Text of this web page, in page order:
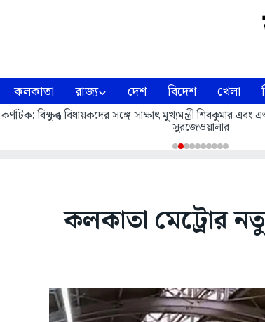
কলকাতা রাজ্য দেশ বিদেশ খেলা
কর্ণাটক: বিক্ষুব্ধ বিধায়কদের সঙ্গে সাক্ষাৎ মুখ্যমন্ত্রী শিবকুমার
সুরজেওয়ালার
কলকাতা মেট্রোর